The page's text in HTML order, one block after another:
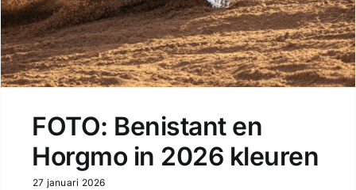
FOTO: Benistant en
Horgmo in 2026 kleuren
27 januari 2026